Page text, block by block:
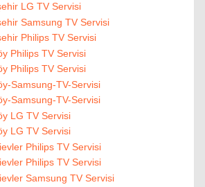
LG TV Servisi
Samsung TV Servisi
Philips TV Servisi
Philips TV Servisi
Philips TV Servisi
Samsung-TV-Servisi
Samsung-TV-Servisi
LG TV Servisi
LG TV Servisi
Philips TV Servisi
Philips TV Servisi
Samsung TV Servisi